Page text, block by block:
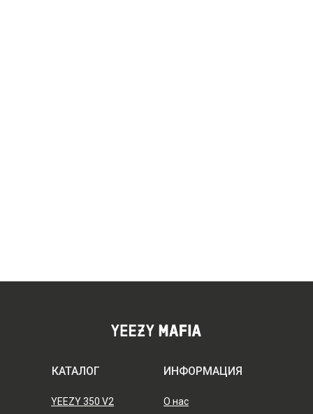
КАТАЛОГ ИНФОРМАЦИЯ
YEEZY 350 V2
О нас